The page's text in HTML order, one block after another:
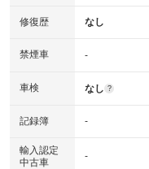
※グー鑑定は保証サービスで
※実際にお渡しするコンディ
※グー鑑定の評価はあくま
す。車両情報等の詳細は各
修復歴 なし
禁煙車 -
車検 なし ?
記録簿 -
輸入認定
中古車
-